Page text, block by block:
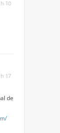
10
17
de